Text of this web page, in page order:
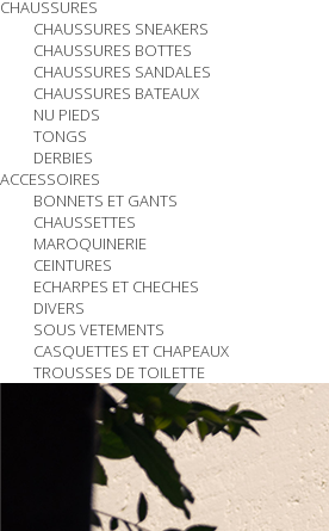
CHAUSSURES
CHAUSSURES SNEAKERS
CHAUSSURES BOTTES
CHAUSSURES SANDALES
CHAUSSURES BATEAUX
NU PIEDS
TONGS
DERBIES
ACCESSOIRES
BONNETS ET GANTS
CHAUSSETTES
MAROQUINERIE
CEINTURES
ECHARPES ET CHECHES
DIVERS
SOUS VETEMENTS
CASQUETTES ET CHAPEAUX
TROUSSES DE TOILETTE